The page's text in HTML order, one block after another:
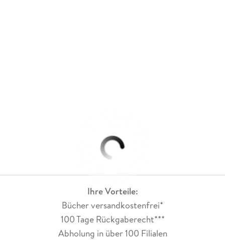
Ihre Vorteile:
Bücher versandkostenfrei*
100 Tage Rückgaberecht***
Abholung in über 100 Filialen